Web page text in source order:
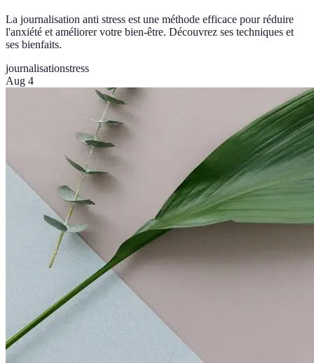
La journalisation anti stress est une méthode efficace pour réduire
l'anxiété et améliorer votre bien-être. Découvrez ses techniques et
ses bienfaits.
journalisationstress
Aug 4